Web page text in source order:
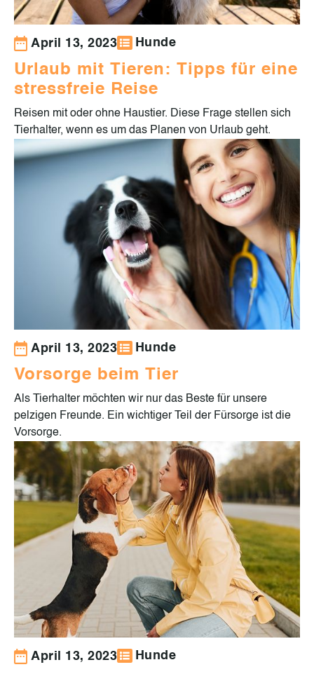
April 13, 2023 Hunde
Urlaub mit Tieren: Tipps für eine
stressfreie Reise
Reisen mit oder ohne Haustier. Diese Frage stellen sich
Tierhalter, wenn es um das Planen von Urlaub geht.
April 13, 2023 Hunde
Vorsorge beim Tier
Als Tierhalter möchten wir nur das Beste für unsere
pelzigen Freunde. Ein wichtiger Teil der Fürsorge ist die
Vorsorge.
April 13, 2023 Hunde